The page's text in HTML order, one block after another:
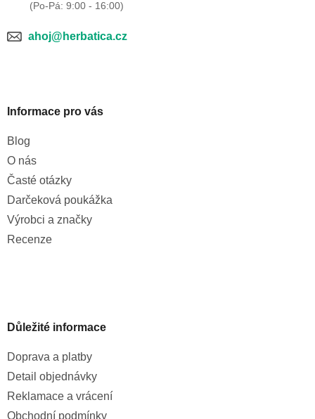
ahoj@herbatica.cz
Informace pro vás
Blog
O nás
Časté otázky
Darčeková poukážka
Výrobci a značky
Recenze
Důležité informace
Doprava a platby
Detail objednávky
Reklamace a vrácení
Obchodní podmínky